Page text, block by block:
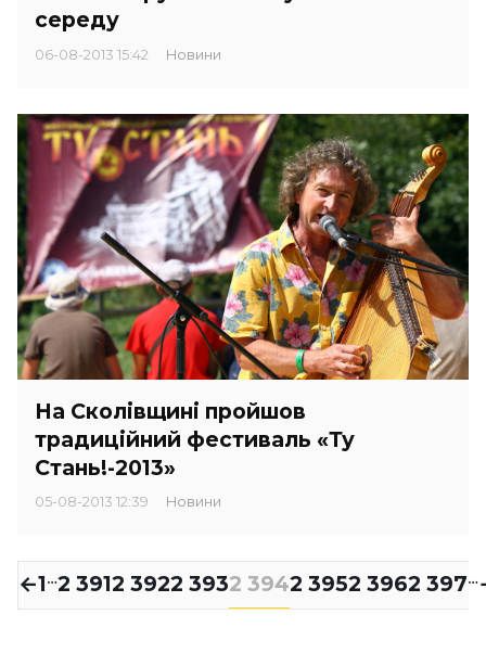
середу
06-08-2013 15:42 Новини
На Сколівщині пройшов
традиційний фестиваль «Ту
Стань!-2013»
05-08-2013 12:39 Новини
←1 …2 3912 3922 3932 3942 3952 3962 397…